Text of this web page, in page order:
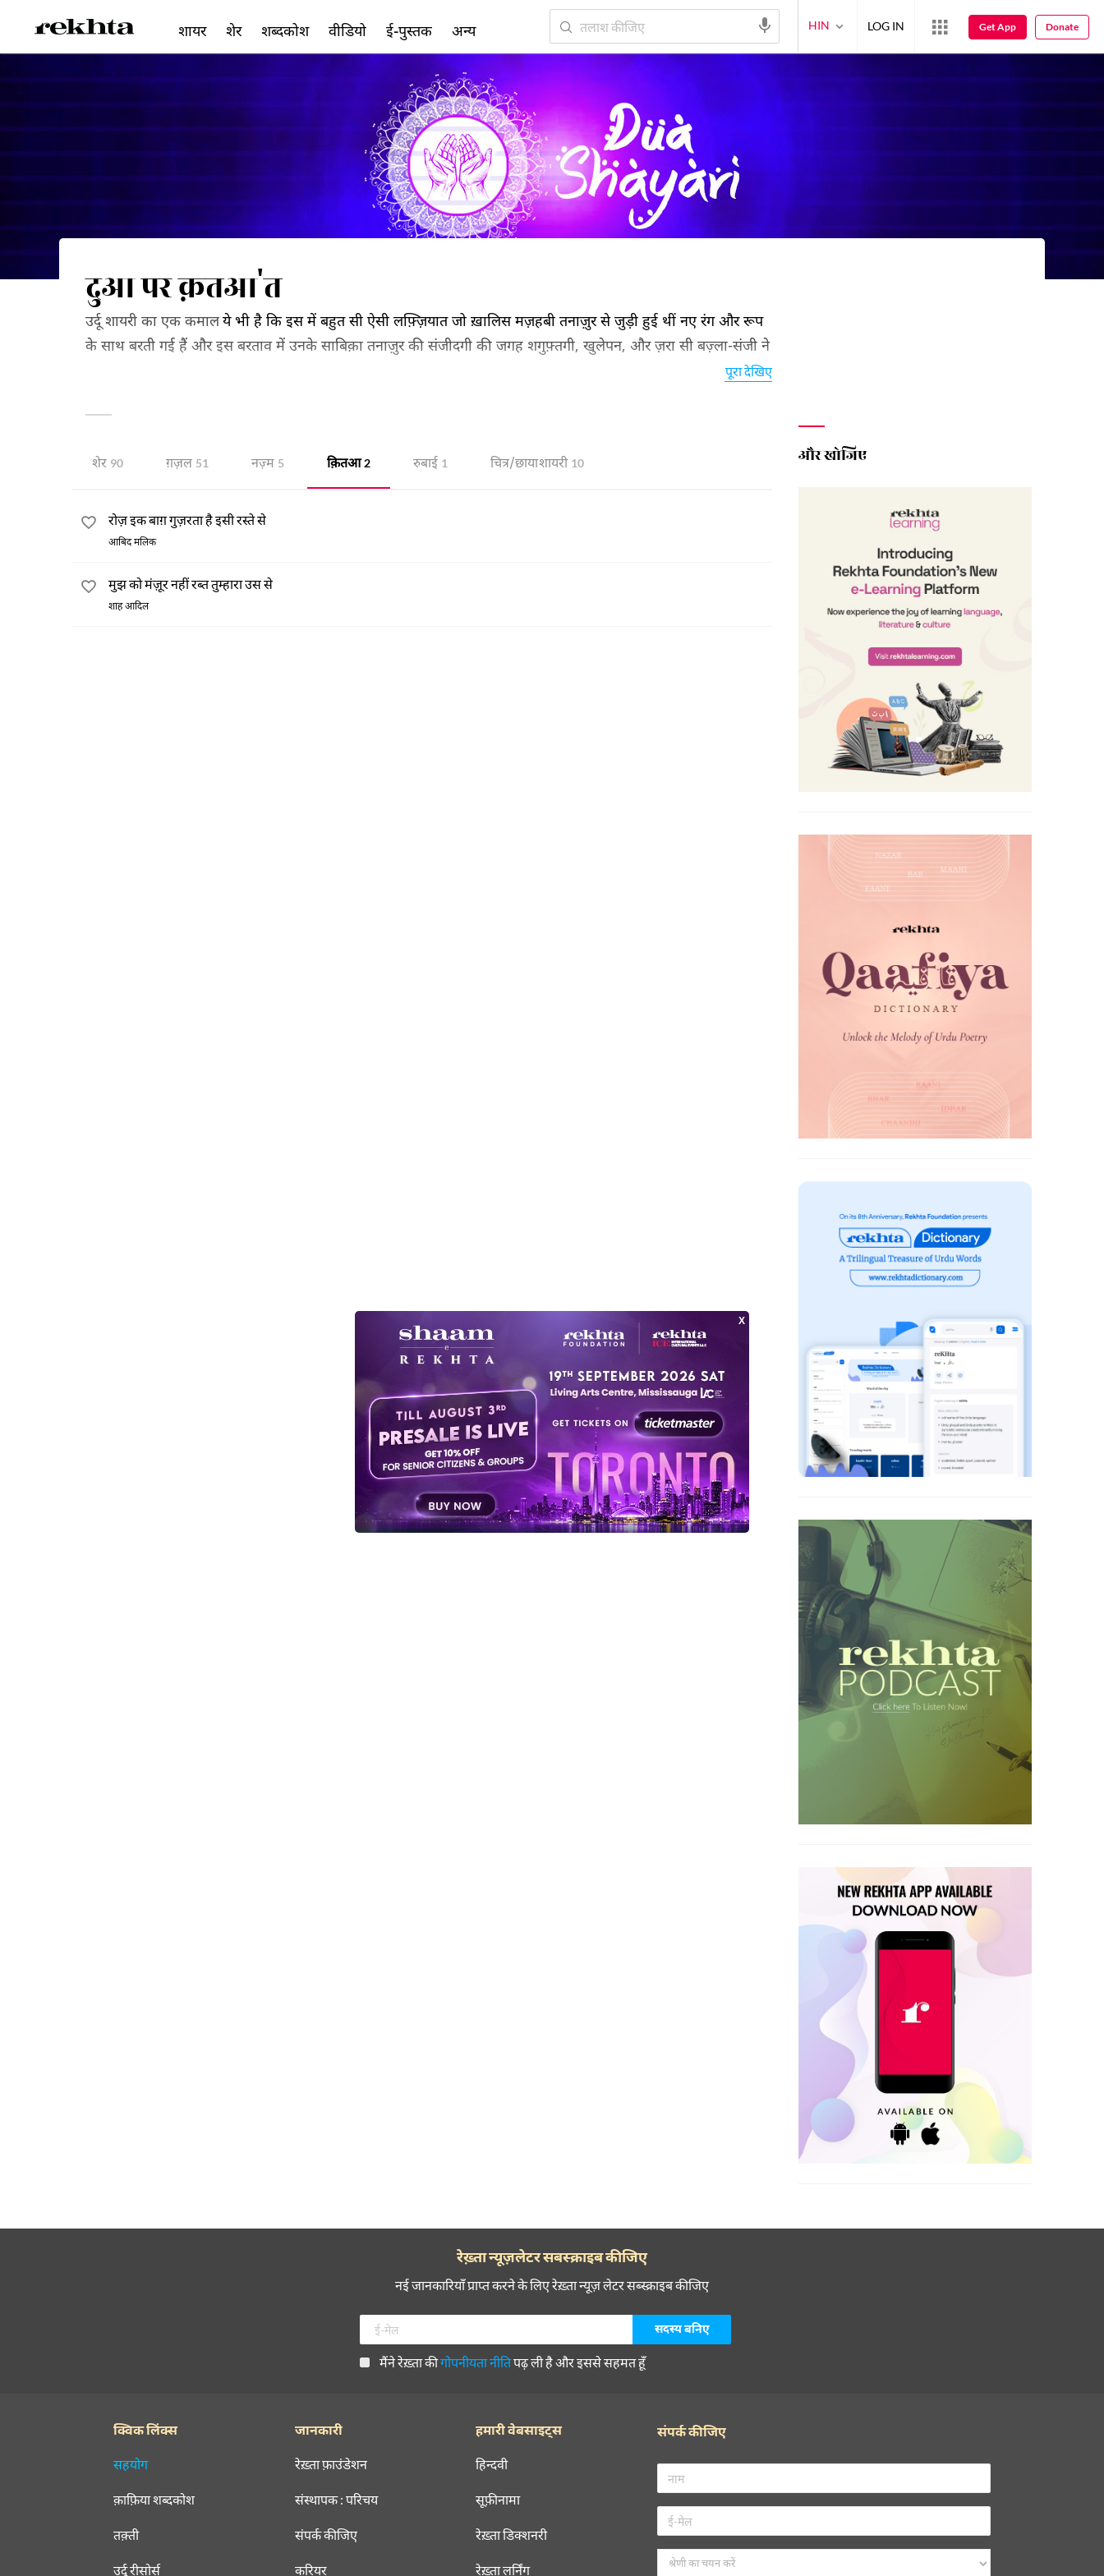
दुआ पर क़तआ'त
उर्दू शायरी का एक कमालये भी है कि इस में बहुत सी ऐसी लफ़्ज़ियात जो ख़ालिस मज़हबी तनाज़ुर से जुड़ी हुई थीं नए रंग और रूप
के साथ बरती गई हैं और इस बरताव में उनके साबिक़ा तनाज़ुर की संजीदगी की जगह शगुफ़्तगी, खुलेपन, और ज़रा सी बज़्ला-संजी ने
ले ली है। दुआ का लफ़्ज़ भी एक ऐसा ही लफ़्ज़ है। आप इस इन्तिख़ाब में देखेंगे कि किस तरह एक आशिक़ माशूक़ के विसाल की
न चाहे तो दुआ में असर कहाँ। इस तरह की और बहुत सी पुर-लुत्फ़ सूरतों हमारे इस इन्तिख़ाब में मौजूद हैं।
पूरा देखिए
शेर 90 ग़ज़ल 51 नज़्म 5 क़ितआ 2 रुबाई 1 चित्र/छाया शायरी 10
रोज़ इक बाग़ गुज़रता है इसी रस्ते से
आबिद मलिक
मुझ को मंज़ूर नहीं रब्त तुम्हारा उस से
शाह आदिल
और खोजिए
शायर शेर शब्दकोश वीडियो ई-पुस्तक अन्य HIN LOG IN Get App Donate
रेख़्ता न्यूज़लेटर सबस्क्राइब कीजिए
नई जानकारियाँ प्राप्त करने के लिए रेख़्ता न्यूज़ लेटर सब्स्क्राइब कीजिए
मैंने रेख़्ता कीगोपनीयता नीतिपढ़ ली है और इससे सहमत हूँ
क्विक लिंक्स
सहयोग
क़ाफ़िया शब्दकोश
तक़्ती
उर्दू रीसोर्स
जानकारी
रेख़्ता फ़ाउंडेशन
संस्थापक : परिचय
संपर्क कीजिए
करियर
हमारी वेबसाइट्स
हिन्दवी
सूफ़ीनामा
रेख़्ता डिक्शनरी
रेख़्ता लर्निंग
संपर्क कीजिए